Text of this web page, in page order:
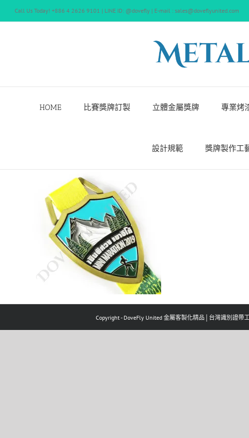
content
Call Us Today! +886 4 2626 9101 | LINE ID: @dovefly | E-mail : sales@doveflyunited.com
HOME 比賽獎牌訂製 立體金屬獎牌 專業烤
設計規範 獎牌製作工
Copyright - DoveFly United 金屬客製化精品│台灣識別證